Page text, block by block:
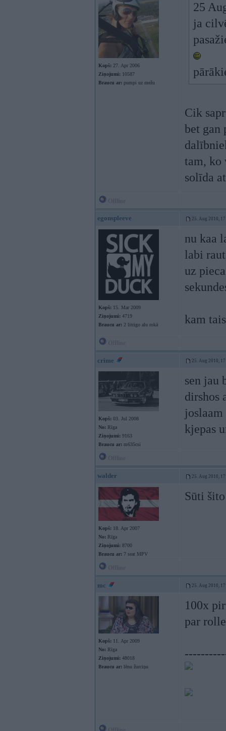
Kopš: 27. Apr 2006
Ziņojumi: 10587
Braucu ar: pumpi uz mežu
25
ja
Cik
bet gan
tam, ko
solīda
egonspleeve 25. Aug 2010,
Kopš: 15. Mar 2009
Ziņojumi: 4719
Braucu ar: 2 litrigo alu rokā
nu kaa
labi
uz
kam
crime 25. Aug 2010,
Kopš: 03. Jul 2008
No: Rīga
Ziņojumi: 9163
Braucu ar: m635csi
sen jau
dirshos
kjepas
walder 25. Aug 2010,
Kopš: 18. Apr 2007
No: Rīga
Ziņojumi: 8700
Braucu ar: 7 seat MPV
Sūti
mc 25. Aug 2010,
Kopš: 11. Apr 2009
No: Rīga
Ziņojumi: 48018
Braucu ar: lēnu žurciņu
100x
par